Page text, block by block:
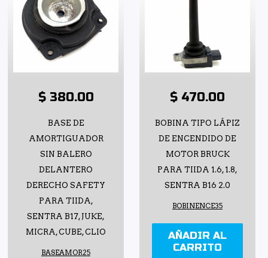
$ 380.00
BASE DE
AMORTIGUADOR
SIN BALERO
DELANTERO
DERECHO SAFETY
PARA TIIDA,
SENTRA B17, JUKE,
MICRA, CUBE, CLIO
BASEAMOR25
$ 470.00
BOBINA TIPO LÁPIZ
DE ENCENDIDO DE
MOTOR BRUCK
PARA TIIDA 1.6, 1.8,
SENTRA B16 2.0
BOBINENCE35
AÑADIR AL
CARRITO